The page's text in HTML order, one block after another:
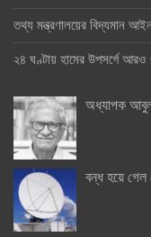
তথ্য মন্ত্রণালয়ের বিদ্যমান
২৪ ঘণ্টায় হামের উপসর্গে
অধ্যাপক
বন্ধ হয়ে গেল